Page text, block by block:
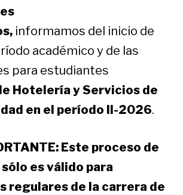
informamos del inicio de
académico y de las
para estudiantes
Hotelería y Servicios de
en el período II-2026.
Este proceso de
es válido para
regulares de la carrera de